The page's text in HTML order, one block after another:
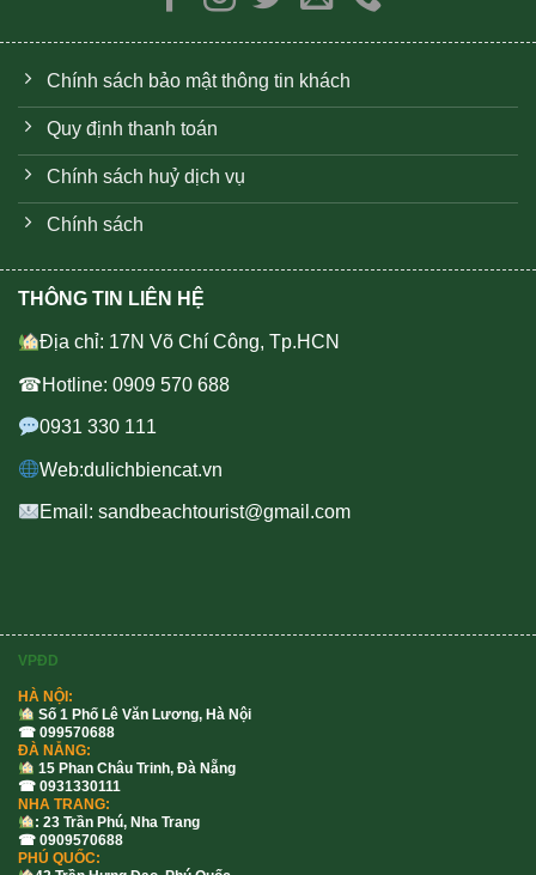
Chính sách bảo mật thông tin khách
Quy định thanh toán
Chính sách huỷ dịch vụ
Chính sách
THÔNG TIN LIÊN HỆ
Địa chỉ: 17N Võ Chí Công, Tp.HCN
☎Hotline: 0909 570 688
0931 330 111
Web:dulichbiencat.vn
Email: sandbeachtourist@gmail.com
VPĐD
HÀ NỘI:
Số 1 Phố Lê Văn Lương, Hà Nội
☎ 099570688
ĐÀ NẴNG:
15 Phan Châu Trinh, Đà Nẵng
☎ 0931330111
NHA TRANG:
: 23 Trần Phú, Nha Trang
☎ 0909570688
PHÚ QUỐC: